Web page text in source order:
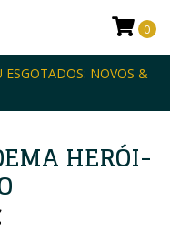
ESGOTADOS: NOVOS &
0
HERÓI-